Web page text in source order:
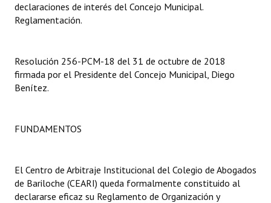
Organigrama
Informes de Gestión
Proyectos Presentados
Informes de Unidad Coordinadora
Ejecución Presupuestaria
declaraciones de interés del Concejo Municipal.
Reglamentación.
Resolución 256-PCM-18 del 31 de octubre de 2018
firmada por el Presidente del Concejo Municipal, Diego
Benítez.
FUNDAMENTOS
El Centro de Arbitraje Institucional del Colegio de Abogados
de Bariloche (CEARI) queda formalmente constituido al
declararse eficaz su Reglamento de Organización y